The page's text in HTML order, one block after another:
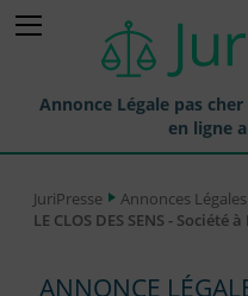
Annonce Légale pas
en ligne
Annonces Légales Publiées
JuriPresse
Annonces
LE CLOS DES SENS -
ANNONCE